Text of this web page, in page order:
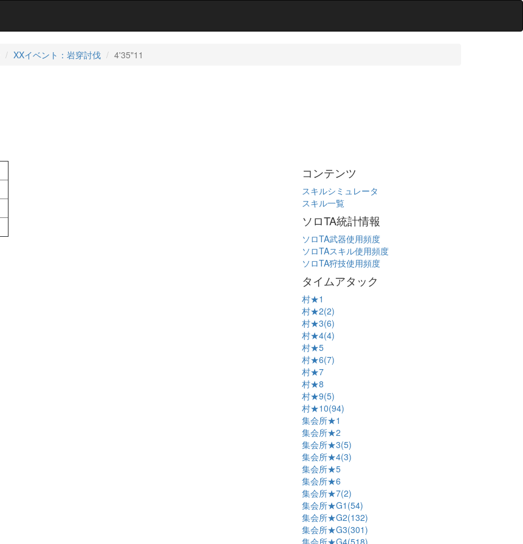
XXイベント：岩穿討伐 4'35"11
コンテンツ
スキルシミュレータ
スキル一覧
ソロTA統計情報
ソロTA武器使用頻度
ソロTAスキル使用頻度
ソロTA狩技使用頻度
タイムアタック
村★1
村★2(2)
村★3(6)
村★4(4)
村★5
村★6(7)
村★7
村★8
村★9(5)
村★10(94)
集会所★1
集会所★2
集会所★3(5)
集会所★4(3)
集会所★5
集会所★6
集会所★7(2)
集会所★G1(54)
集会所★G2(132)
集会所★G3(301)
集会所★G4(518)